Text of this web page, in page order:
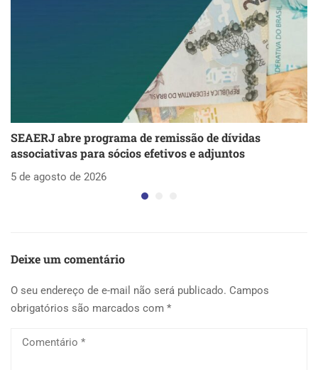
SEAERJ abre programa de remissão de dívidas
associativas para sócios efetivos e adjuntos
5 de agosto de 2026
Deixe um comentário
O seu endereço de e-mail não será publicado. Campos
obrigatórios são marcados com *